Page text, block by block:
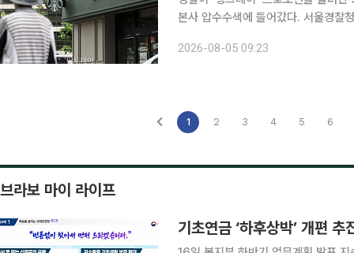
본사 압수수색에 들어갔다. 서울경찰청 광역수사단 공공범죄수사대는 5일 오전 서울 강남구 역삼동
크데이 논란과 관련해 스타벅스코리
2026-08-05 09:23
1 2 3 4 5 6
브라보 마이 라이프
기초연금 ‘하후상박’ 개편